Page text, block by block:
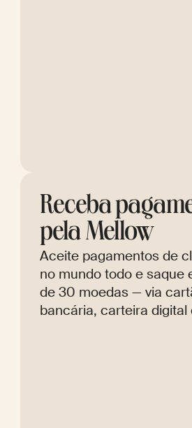
Receba
pela Mellow
Aceite pagamentos de
no mundo todo e saque
de 30 moedas — via
bancária, carteira digital